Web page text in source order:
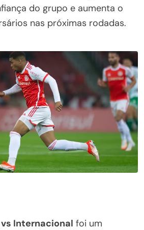
do grupo e aumenta o
nas próximas rodadas.
Internacional foi um